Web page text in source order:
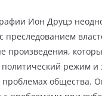
Ион Друцэ
преследованием
произведения,
режим и
проблемах общества.